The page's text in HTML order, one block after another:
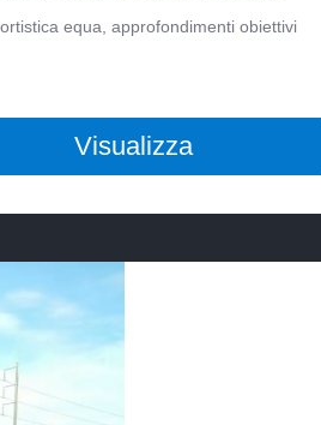
equa, approfondimenti obiettivi
Visualizza